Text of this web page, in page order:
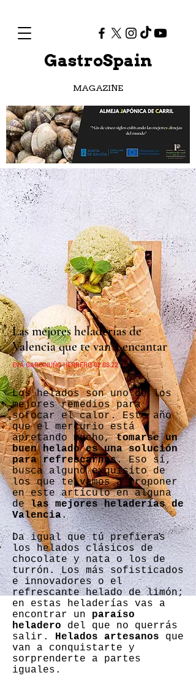
GastroSpain
MAGAZINE
Las mejores heladerías de
Valencia que te van a encantar
EVA GARCINUÑO HERRERO 02.08.22
Los helados son uno de los
mejores remedios para
sofocar el calor. Este año
que el mercurio está
apretando mucho,tomarse un
buen helado es una solución
para refrescarnos. Eso sí,
busca alguno exquisito de
los que te vamos a proponer
en este artículo en alguna
delas mejores heladerías de
Valencia.
Da igual que tú prefieras
los helados clásicos de
chocolate y nata o los de
turrón. Los más sofisticados
e innovadores o el
refrescante helado de limón;
en estas heladerías vas a
encontrar un paraíso
heladero del que no querrás
salir. Helados artesanos que
van a conquistarte y
sorprenderte a partes
iguales.